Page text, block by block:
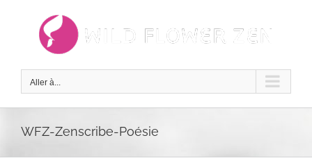
Aller à...
WFZ-Zenscribe-Poésie